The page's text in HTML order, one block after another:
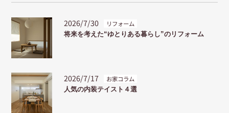
2026/7/30 リフォーム
将来を考えた“ゆとりある暮らし”のリフォーム
2026/7/17 お家コラム
人気の内装テイスト４選